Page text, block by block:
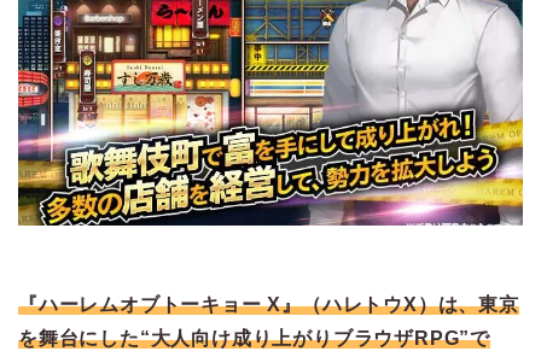
『ハーレムオブトーキョー X』（ハレトウX）は、東京
を舞台にした“大人向け成り上がりブラウザRPG”で